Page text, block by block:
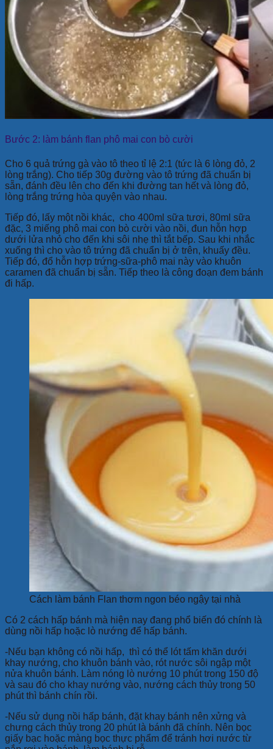
Bước 2: làm bánh flan phô mai con bò cười
Cho 6 quả trứng gà vào tô theo tỉ lệ 2:1 (tức là 6 lòng đỏ, 2
lòng trắng). Cho tiếp 30g đường vào tô trứng đã chuẩn bị
sẵn, đánh đều lên cho đến khi đường tan hết và lòng đỏ,
lòng trắng trứng hòa quyện vào nhau.
Tiếp đó, lấy một nồi khác, cho 400ml sữa tươi, 80ml sữa
đặc, 3 miếng phô mai con bò cười vào nồi, đun hỗn hợp
dưới lửa nhỏ cho đến khi sôi nhẹ thì tắt bếp. Sau khi nhắc
xuống thì cho vào tô trứng đã chuẩn bị ở trên, khuấy đều.
Tiếp đó, đổ hỗn hợp trứng-sữa-phô mai này vào khuôn
caramen đã chuẩn bị sẵn. Tiếp theo là công đoạn đem bánh
đi hấp.
Cách làm bánh Flan thơm ngon béo ngậy tại nhà
Có 2 cách hấp bánh mà hiện nay đang phổ biến đó chính là
dùng nồi hấp hoặc lò nướng để hấp bánh.
-Nếu bạn không có nồi hấp, thì có thể lót tấm khăn dưới
khay nướng, cho khuôn bánh vào, rót nước sôi ngập một
nửa khuôn bánh. Làm nóng lò nướng 10 phút trong 150 độ
và sau đó cho khay nướng vào, nướng cách thủy trong 50
phút thì bánh chín rồi.
-Nếu sử dụng nồi hấp bánh, đặt khay bánh nên xửng và
chưng cách thủy trong 20 phút là bánh đã chính. Nên bọc
giấy bạc hoặc màng bọc thực phẩm để tránh hơi nước từ